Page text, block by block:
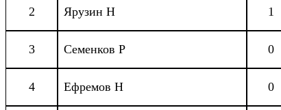
2 Ярузин Н 1
3 Семенков Р 0
4 Ефремов Н 0